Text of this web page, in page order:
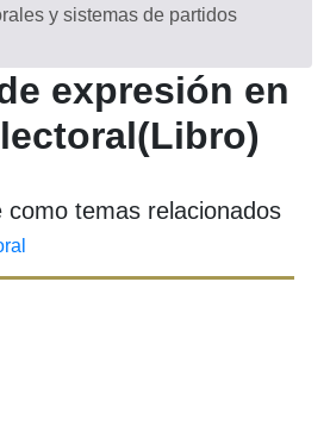
y sistemas de partidos
expresión en
(Libro)
como temas relacionados